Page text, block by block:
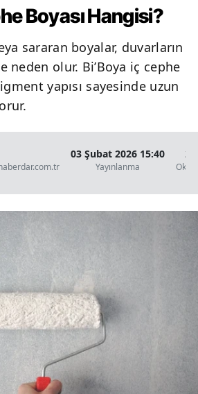
Boyası Hangisi?
sararan boyalar, duvarların
neden olur. Bi’Boya iç cephe
yapısı sayesinde uzun
03 Şubat 2026 15:40
Yayınlanma
2